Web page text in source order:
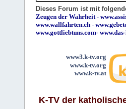
Dieses Forum ist mit
Zeugen der Wahrheit -
www.wallfahrten.ch -
www.gottliebtuns.com-
www3.k-tv.org
www.k-tv.org
www.k-tv.at
K-TV der